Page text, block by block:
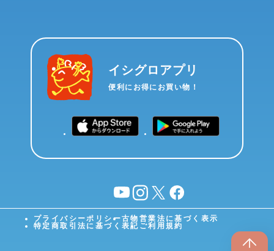
イシグロアプリ
便利にお得にお買い物！
YouTubeinstagram
X facebook
プライバシーポリシー古物営業法に基づく表示
特定商取引法に基づく表記 ご利用規約